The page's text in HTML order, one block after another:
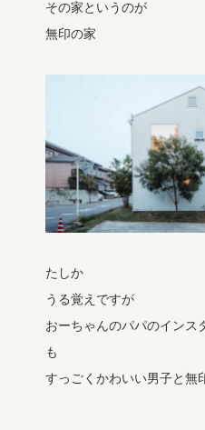
その家というのが
無印の家
たしか
うる覚えですが
おーちゃんのパパのインス
も
すっごくかわいい男子と無